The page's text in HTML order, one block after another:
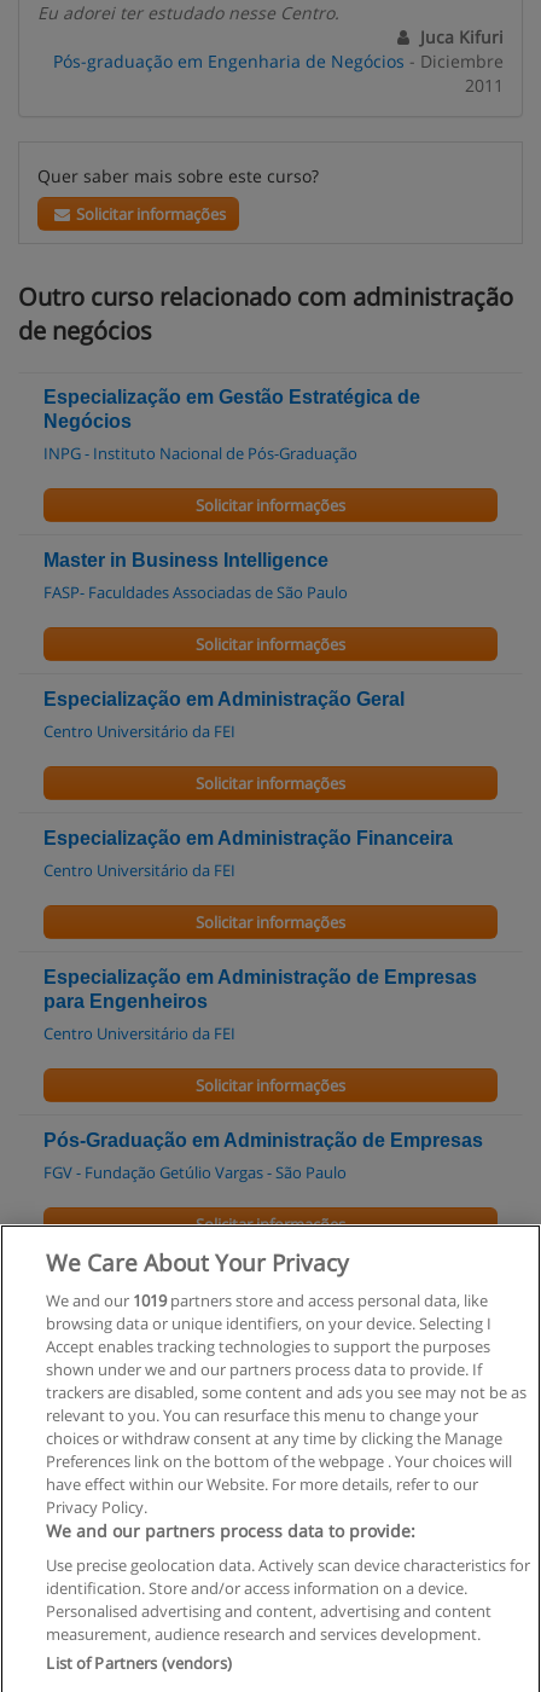
Eu adorei ter estudado nesse Centro.
Juca Kifuri
Pós-graduação em Engenharia de Negócios - Diciembre
2011
Quer saber mais sobre este curso?
Solicitar informações
Outro curso relacionado com administração
de negócios
Especialização em Gestão Estratégica de
Negócios
INPG - Instituto Nacional de Pós-Graduação
Solicitar informações
Master in Business Intelligence
FASP- Faculdades Associadas de São Paulo
Solicitar informações
Especialização em Administração Geral
Centro Universitário da FEI
Solicitar informações
Especialização em Administração Financeira
Centro Universitário da FEI
Solicitar informações
Especialização em Administração de Empresas
para Engenheiros
Centro Universitário da FEI
Solicitar informações
Pós-Graduação em Administração de Empresas
FGV - Fundação Getúlio Vargas - São Paulo
Solicitar informações
Pós-Graduação em Gestão Organizacional de
Negócios
FICS - Faculdades Integradas Campos Salles
Solicitar informações
Regras de uso
Privacidade de dados
Entrar em contato com Educaedu
Copyright © Educaedu Business S.L. - CIF : B-95610580: -
We Care About Your Privacy
We and our 1019partners store and access personal data, like
browsing data or unique identifiers, on your device. Selecting I
Accept enables tracking technologies to support the purposes
shown under we and our partners process data to provide. If
trackers are disabled, some content and ads you see may not be as
relevant to you. You can resurface this menu to change your
choices or withdraw consent at any time by clicking the Manage
Preferences link on the bottom of the webpage . Your choices will
have effect within our Website. For more details, refer to our
Privacy Policy.
We and our partners process data to provide:
Use precise geolocation data. Actively scan device characteristics for
identification. Store and/or access information on a device.
Personalised advertising and content, advertising and content
measurement, audience research and services development.
List of Partners (vendors)